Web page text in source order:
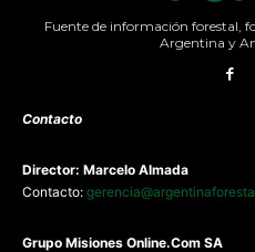
Fuente de información forestal,
Argentina y
Contacto
Director: Marcelo Almada
Contacto:
Grupo Misiones Online.Com SA